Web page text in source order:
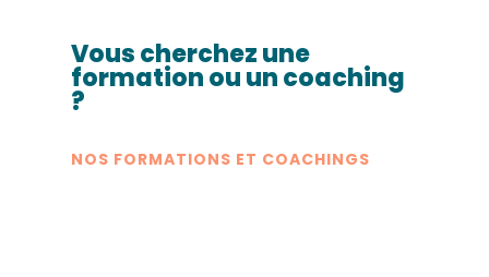
Vous cherchez une
formation ou un coaching
?
NOS FORMATIONS ET COACHINGS